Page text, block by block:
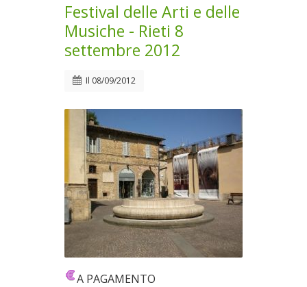
Festival delle Arti e delle
Musiche - Rieti 8
settembre 2012
Il 08/09/2012
A PAGAMENTO